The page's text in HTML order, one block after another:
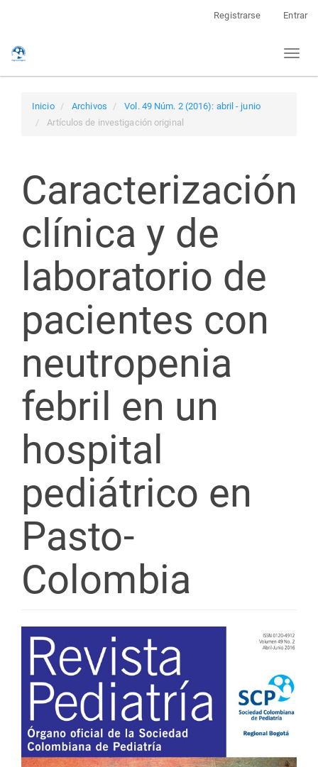
Registrarse Entrar
Toggle
Inicio Archivos
Vol. 49 Núm. 2 (2016): abril - junio
Artículos de investigación original
Caracterización
clínica y de
laboratorio de
pacientes con
neutropenia
febril en un
hospital
pediátrico en
Pasto-
Colombia
Barra
lateral
del
artículo